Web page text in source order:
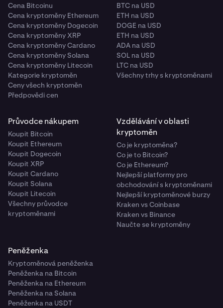
Cena Bitcoinu
Cena kryptoměny Ethereum
Cena kryptoměny Dogecoin
Cena kryptoměny XRP
Cena kryptoměny Cardano
Cena kryptoměny Solana
Cena kryptoměny Litecoin
Kategorie kryptoměn
Ceny všech kryptoměn
Předpovědi cen
BTC na USD
ETH na USD
DOGE na USD
ETH na USD
ADA na USD
SOL na USD
LTC na USD
Všechny trhy s kryptoměnami
Průvodce nákupem
Koupit Bitcoin
Koupit Ethereum
Koupit Dogecoin
Koupit XRP
Koupit Cardano
Koupit Solana
Koupit Litecoin
Všechny průvodce
kryptoměnami
Vzdělávání v oblasti
kryptoměn
Co je kryptoměna?
Co je to Bitcoin?
Co je Ethereum?
Nejlepší platformy pro
obchodování s kryptoměnami
Nejlepší kryptoměnové burzy
Kraken vs Coinbase
Kraken vs Binance
Naučte se kryptoměny
Peněženka
Kryptoměnová peněženka
Peněženka na Bitcoin
Peněženka na Ethereum
Peněženka na Solana
Peněženka na USDT